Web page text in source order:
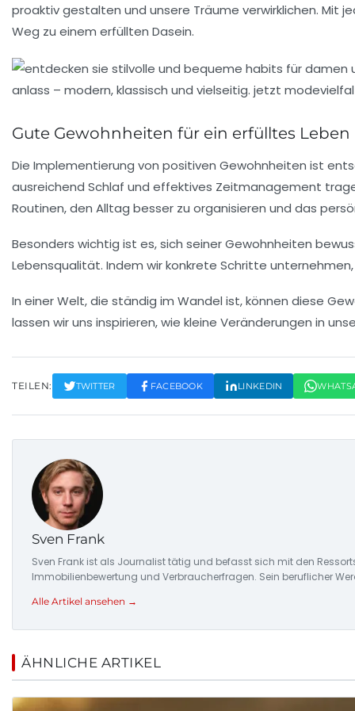
proaktiv gestalten und unsere Träume verwirklichen. Mit
Weg zu einem erfüllten Dasein.
Gute Gewohnheiten für ein erfülltes Leben
Die Implementierung von positiven Gewohnheiten ist
ausreichend Schlaf und effektives Zeitmanagement
Routinen, den Alltag besser zu organisieren und das
Besonders wichtig ist es, sich seiner Gewohnheiten
Lebensqualität. Indem wirkonkrete Schritte
In einer Welt, die ständig im Wandel ist, können diese
lassen wir uns inspirieren, wie kleine Veränderungen in
TEILEN: TWITTER FACEBOOK LINKEDIN
Sven Frank
Sven Frank ist als Journalist tätig und befasst sich mit den
Immobilienbewertung und Verbraucherfragen. Sein beruflicher
Alle Artikel ansehen →
ÄHNLICHE ARTIKEL